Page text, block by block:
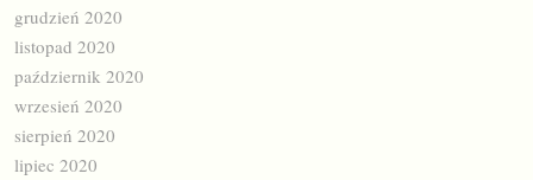
grudzień 2020
listopad 2020
październik 2020
wrzesień 2020
sierpień 2020
lipiec 2020